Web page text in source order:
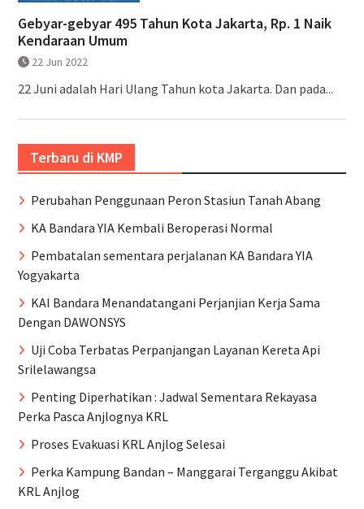
Gebyar-gebyar 495 Tahun Kota Jakarta, Rp. 1 Naik
Kendaraan Umum
22 Jun 2022
22 Juni adalah Hari Ulang Tahun kota Jakarta. Dan pada...
Terbaru di KMP
Perubahan Penggunaan Peron Stasiun Tanah Abang
KA Bandara YIA Kembali Beroperasi Normal
Pembatalan sementara perjalanan KA Bandara YIA
Yogyakarta
KAI Bandara Menandatangani Perjanjian Kerja Sama
Dengan DAWONSYS
Uji Coba Terbatas Perpanjangan Layanan Kereta Api
Srilelawangsa
Penting Diperhatikan : Jadwal Sementara Rekayasa
Perka Pasca Anjlognya KRL
Proses Evakuasi KRL Anjlog Selesai
Perka Kampung Bandan – Manggarai Terganggu Akibat
KRL Anjlog